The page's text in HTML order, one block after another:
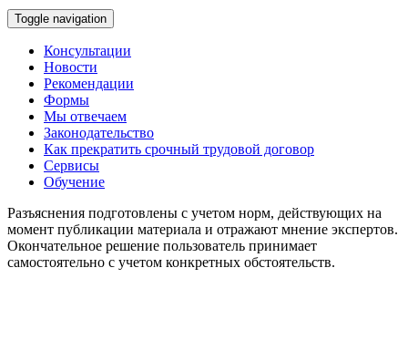
Toggle navigation
Консультации
Новости
Рекомендации
Формы
Мы отвечаем
Законодательство
Как прекратить срочный трудовой договор
Сервисы
Обучение
Разъяснения подготовлены с учетом норм, действующих на
момент публикации материала и отражают мнение экспертов.
Окончательное решение пользователь принимает
самостоятельно с учетом конкретных обстоятельств.